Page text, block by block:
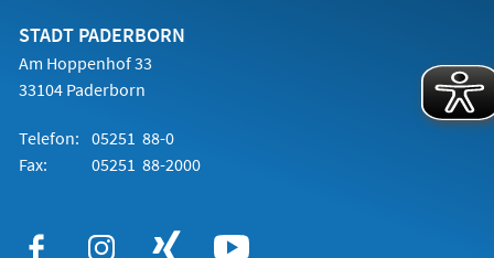
STADT PADERBORN
Am Hoppenhof 33
33104 Paderborn
Telefon: 05251 88-0
Fax:
05251 88-2000